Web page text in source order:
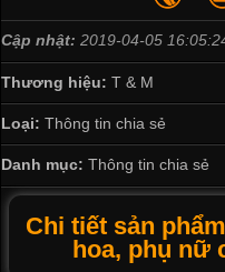
Cập nhật: 2019-04-05
Thương hiệu: T & M
Loại: Thông tin chia sẻ
Danh mục: Thông tin chia sẻ
Chi tiết sản
hoa, phụ nữ